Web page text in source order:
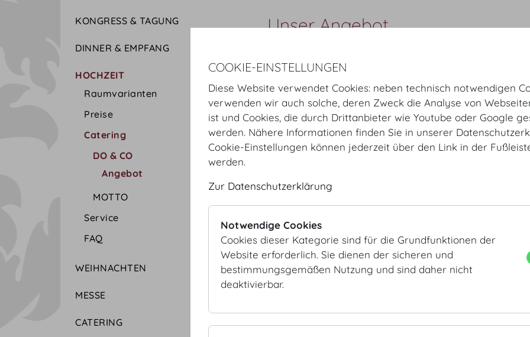
KONGRESS & TAGUNG
DINNER & EMPFANG
HOCHZEIT
Raumvarianten
Preise
Catering
DO & CO
Angebot
MOTTO
Service
FAQ
WEIHNACHTEN
MESSE
CATERING
Unser Angebot
Gerne richten wir uns bei der kulinarischen Auswahl
Bitte betrachten Sie folgende Zusammenstellungen
Ihnen gewünschten Art und Weise bzw. der
NATÜRLICH GENIESSEN
Green Buffet
Green Coffeebreak
Business Lunch
Traditionelles aus Österreich
International
Französisch-Mediterran
MENÜS
3-Gang Menüs
5-Gang Menüs
COOKIE-EINSTELLUNGEN
Diese Website verwendet Cookies: neben technisch notwendigen
verwenden wir auch solche, deren Zweck die Analyse von
ist und Cookies, die durch Drittanbieter wie Youtube oder Google
werden. Nähere Informationen finden Sie in unserer
Cookie-Einstellungen können jederzeit über den Link in der
werden.
Zur Datenschutzerklärung
Notwendige Cookies
Cookies dieser Kategorie sind für die Grundfunktionen der
Website erforderlich. Sie dienen der sicheren und
bestimmungsgemäßen Nutzung und sind daher nicht
deaktivierbar.